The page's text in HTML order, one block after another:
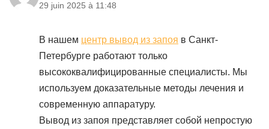
29 juin 2025 à 11:48
В нашем центр вывод из запоя в Санкт-
Петербурге работают только
высококвалифицированные специалисты. Мы
используем доказательные методы лечения и
современную аппаратуру.
Вывод из запоя представляет собой непростую